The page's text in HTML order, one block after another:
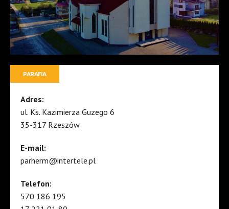
PARAFIA
Adres:
ul. Ks. Kazimierza Guzego 6
35-317 Rzeszów
E-mail:
parherm@intertele.pl
Telefon:
570 186 195